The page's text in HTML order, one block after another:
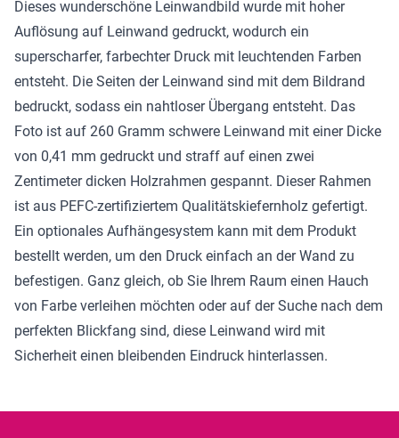
Dieses wunderschöne Leinwandbild wurde mit hoher
Auflösung auf Leinwand gedruckt, wodurch ein
superscharfer, farbechter Druck mit leuchtenden Farben
entsteht. Die Seiten der Leinwand sind mit dem Bildrand
bedruckt, sodass ein nahtloser Übergang entsteht. Das
Foto ist auf 260 Gramm schwere Leinwand mit einer Dicke
von 0,41 mm gedruckt und straff auf einen zwei
Zentimeter dicken Holzrahmen gespannt. Dieser Rahmen
ist aus PEFC-zertifiziertem Qualitätskiefernholz gefertigt.
Ein optionales Aufhängesystem kann mit dem Produkt
bestellt werden, um den Druck einfach an der Wand zu
befestigen. Ganz gleich, ob Sie Ihrem Raum einen Hauch
von Farbe verleihen möchten oder auf der Suche nach dem
perfekten Blickfang sind, diese Leinwand wird mit
Sicherheit einen bleibenden Eindruck hinterlassen.